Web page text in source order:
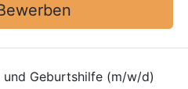
Geburtshilfe (m/w/d)